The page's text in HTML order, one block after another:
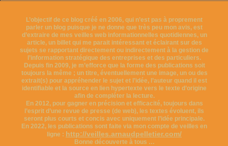
L’objectif de ce blog créé en 2006, qui n’est pas à proprement
parler un blog puisque je ne donne que très peu mon avis, est
d’extraire de mes veilles web informationnelles quotidiennes, un
article, un billet qui me parait intéressant et éclairant sur des
sujets se rapportant directement ou indirectement à la gestion de
l’information stratégique des entreprises et des particuliers.
Depuis fin 2009, je m’efforce que la forme des publications soit
toujours la même ; un titre, éventuellement une image, un ou des
extrait(s) pour appréhender le sujet et l’idée, l’auteur quand il est
identifiable et la source en lien hypertexte vers le texte d’origine
afin de compléter la lecture.
En 2012, pour gagner en précision et efficacité, toujours dans
l’esprit d’une revue de presse (de web), les textes évoluent, ils
seront plus courts et concis avec uniquement l’idée principale.
En 2022, les publications sont faite via mon compte de veilles en
ligne : http://veilles.arnaudpelletier.com/
Bonne découverte à tous …